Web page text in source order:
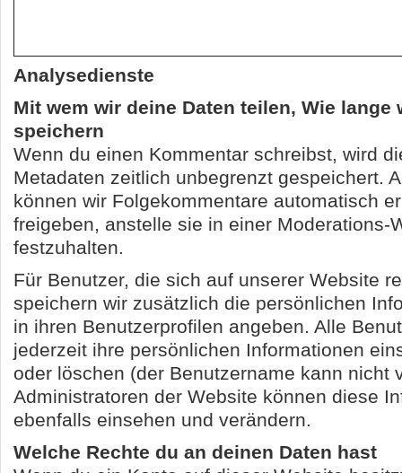
Analysedienste
Mit wem wir deine Daten teilen, Wie lange
speichern
Wenn du einen Kommentar schreibst, wird
Metadaten zeitlich unbegrenzt gespeichert.
können wir Folgekommentare automatisch
freigeben, anstelle sie in einer Moderations-
festzuhalten.
Für Benutzer, die sich auf unserer Website
speichern wir zusätzlich die persönlichen
in ihren Benutzerprofilen angeben. Alle
jederzeit ihre persönlichen Informationen
oder löschen (der Benutzername kann nicht
Administratoren der Website können diese
ebenfalls einsehen und verändern.
Welche Rechte du an deinen Daten hast